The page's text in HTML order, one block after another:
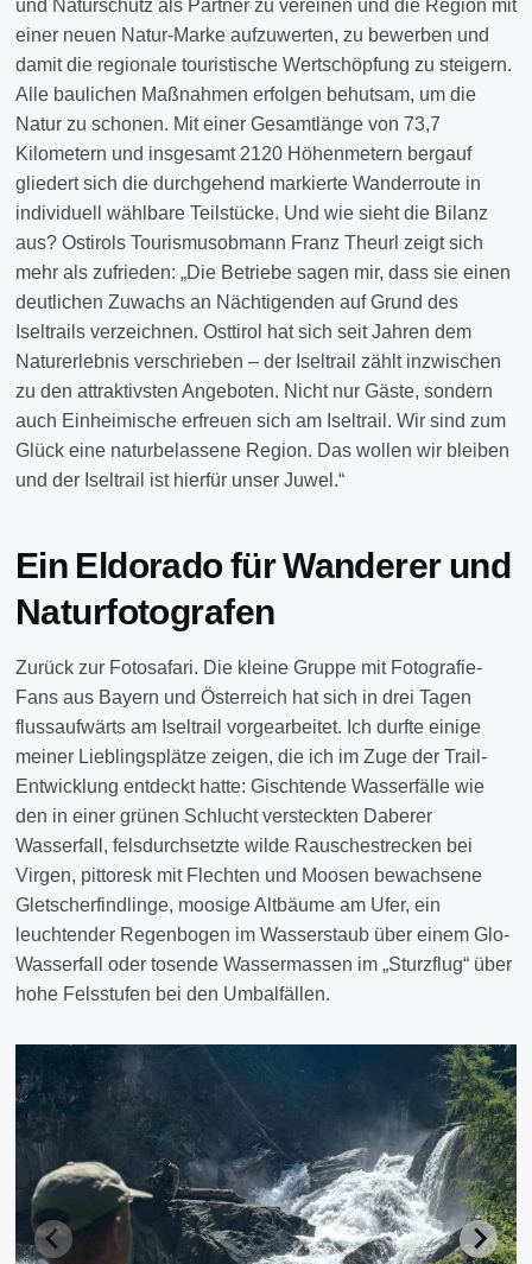
und Naturschutz als Partner zu vereinen und die Region mit
einer neuen Natur-Marke aufzuwerten, zu bewerben und
damit die regionale touristische Wertschöpfung zu steigern.
Alle baulichen Maßnahmen erfolgen behutsam, um die
Natur zu schonen. Mit einer Gesamtlänge von 73,7
Kilometern und insgesamt 2120 Höhenmetern bergauf
gliedert sich die durchgehend markierte Wanderroute in
individuell wählbare Teilstücke. Und wie sieht die Bilanz
aus? Ostirols Tourismusobmann Franz Theurl zeigt sich
mehr als zufrieden: „Die Betriebe sagen mir, dass sie einen
deutlichen Zuwachs an Nächtigenden auf Grund des
Iseltrails verzeichnen. Osttirol hat sich seit Jahren dem
Naturerlebnis verschrieben – der Iseltrail zählt inzwischen
zu den attraktivsten Angeboten. Nicht nur Gäste, sondern
auch Einheimische erfreuen sich am Iseltrail. Wir sind zum
Glück eine naturbelassene Region. Das wollen wir bleiben
und der Iseltrail ist hierfür unser Juwel.“
Ein Eldorado für Wanderer und
Naturfotografen
Zurück zur Fotosafari. Die kleine Gruppe mit Fotografie-
Fans aus Bayern und Österreich hat sich in drei Tagen
flussaufwärts am Iseltrail vorgearbeitet. Ich durfte einige
meiner Lieblingsplätze zeigen, die ich im Zuge der Trail-
Entwicklung entdeckt hatte: Gischtende Wasserfälle wie
den in einer grünen Schlucht versteckten Daberer
Wasserfall, felsdurchsetzte wilde Rauschestrecken bei
Virgen, pittoresk mit Flechten und Moosen bewachsene
Gletscherfindlinge, moosige Altbäume am Ufer, ein
leuchtender Regenbogen im Wasserstaub über einem Glo-
Wasserfall oder tosende Wassermassen im „Sturzflug“ über
hohe Felsstufen bei den Umbalfällen.